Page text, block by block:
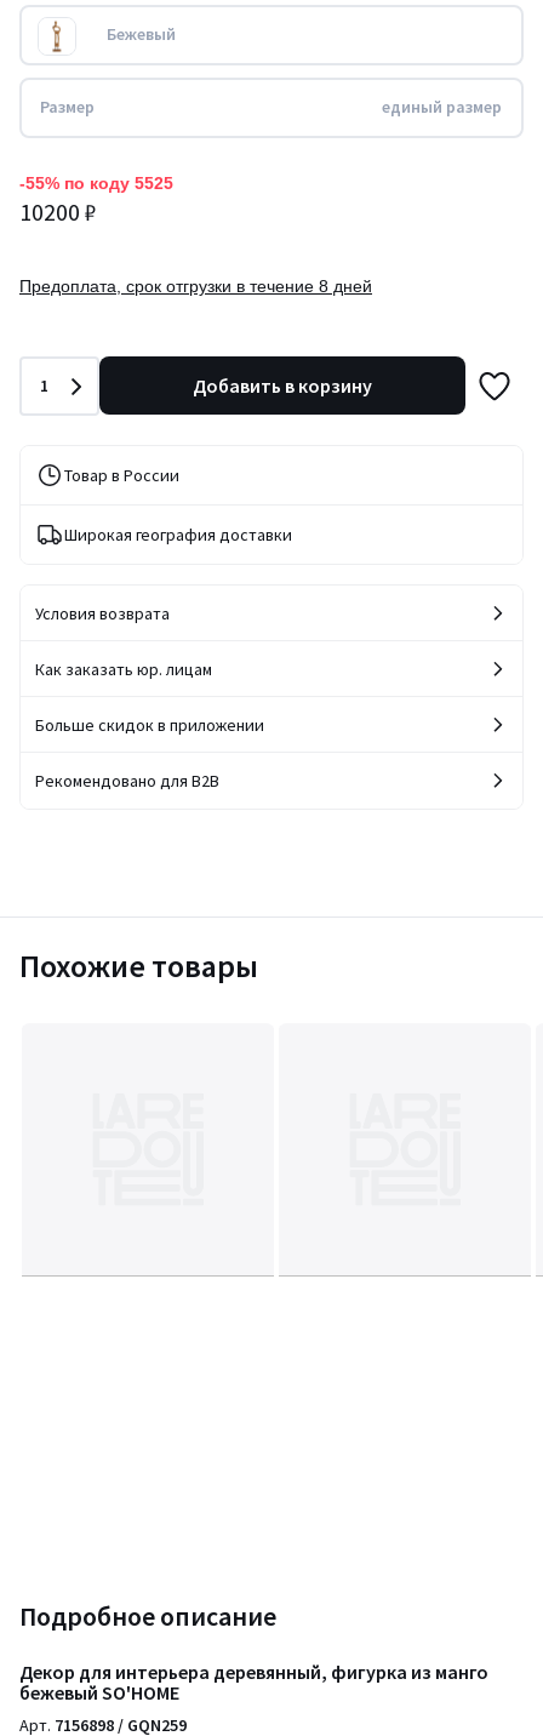
Бежевый
Размер единый размер
-55% по коду 5525
10200 ₽
Предоплата, срок отгрузки в течение 8 дней
Количество
1 Добавить в корзину
Товар в России
Широкая география доставки
Условия возврата
Как заказать юр. лицам
Больше скидок в приложении
Рекомендовано для B2B
Похожие товары
Подробное описание
Декор для интерьера деревянный, фигурка из манго
бежевый SO'HOME
Арт. 7156898 / GQN259